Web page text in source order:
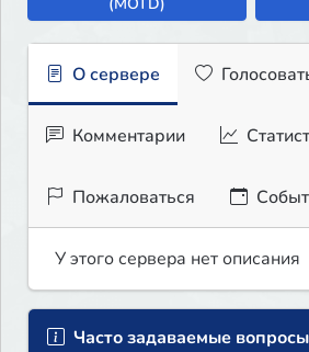
О сервере
Комментарии
Пожаловаться
У этого сервера нет описания
Часто задаваемые вопросы